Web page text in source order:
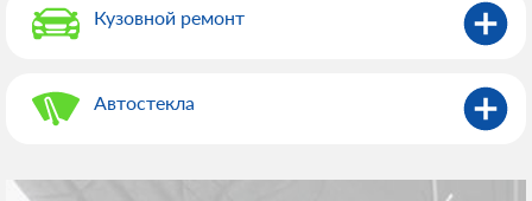
Кузовной ремонт
Автостекла